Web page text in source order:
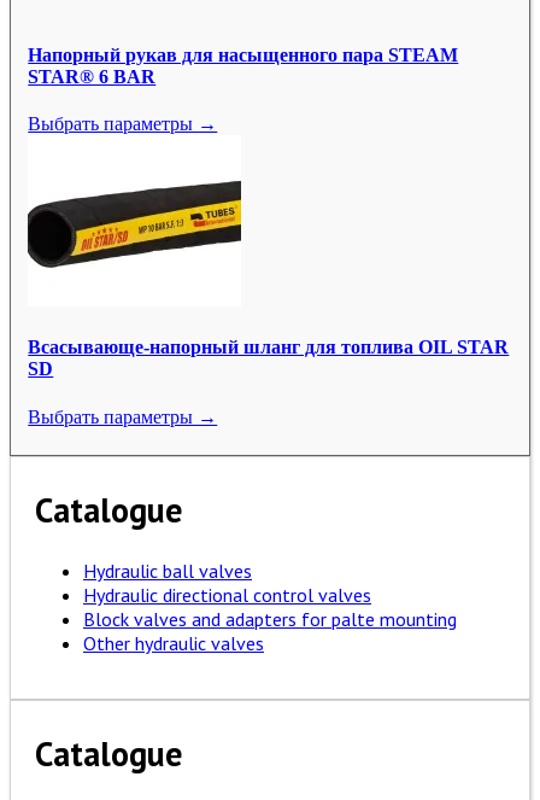
Напорный рукав для насыщенного пара STEAM
STAR® 6 BAR
Выбрать параметры →
Всасывающе-напорный шланг для топлива OIL STAR
SD
Выбрать параметры →
Catalogue
Hydraulic ball valves
Hydraulic directional control valves
Block valves and adapters for palte mounting
Other hydraulic valves
Catalogue